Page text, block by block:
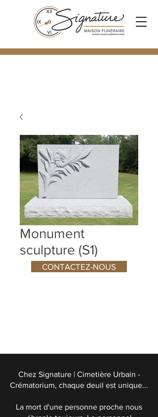
Monument
sculpture (S1)
CONTACTEZ-NOUS
Chez Signature | Cimetière Urbain -
Crématorium, chaque deuil est unique...
La mort d'une personne proche nous